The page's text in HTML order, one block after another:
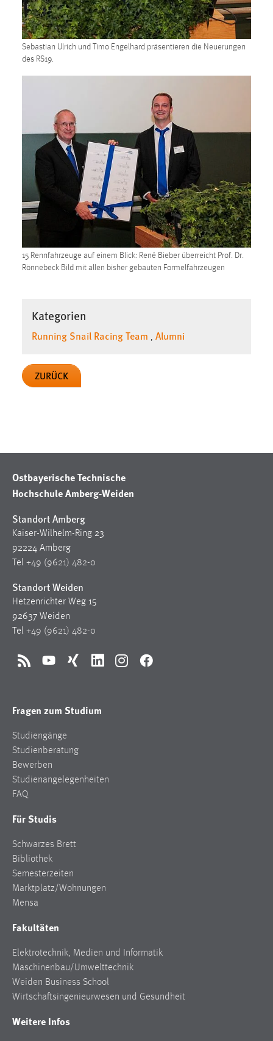
Sebastian Ulrich und Timo Engelhard präsentieren die Neuerungen
des RS19.
15 Rennfahrzeuge auf einem Blick: René Bieber überreicht Prof. Dr.
Rönnebeck Bild mit allen bisher gebauten Formelfahrzeugen
Kategorien
Running Snail Racing Team , Alumni
ZURÜCK
Ostbayerische Technische
Hochschule Amberg-Weiden
Standort Amberg
Kaiser-Wilhelm-Ring 23
92224 Amberg
Tel +49 (9621) 482-0
Standort Weiden
Hetzenrichter Weg 15
92637 Weiden
Tel +49 (9621) 482-0
RSS YouTubeXing LinkedInInstagramFacebook
Fragen zum Studium
Studiengänge
Studienberatung
Bewerben
Studienangelegenheiten
FAQ
Für Studis
Schwarzes Brett
Bibliothek
Semesterzeiten
Marktplatz/Wohnungen
Mensa
Fakultäten
Elektrotechnik, Medien und Informatik
Maschinenbau/Umwelttechnik
Weiden Business School
Wirtschaftsingenieurwesen und Gesundheit
Weitere Infos